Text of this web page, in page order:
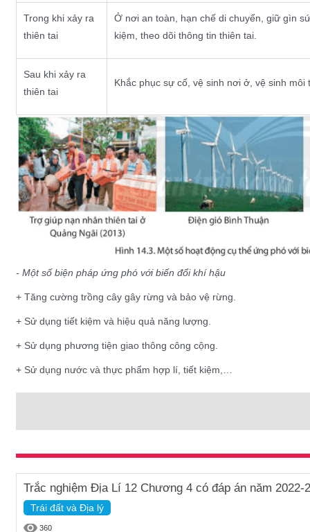
Trong khi xảy ra
thiên tai
Ở nơi an toàn, hạn chế di chuyển, giữ gìn
kiệm, theo dõi thông tin thiên tai.
Sau khi xảy ra
thiên tai
Khắc phục sự cố, vệ sinh nơi ở, vệ sinh
- Một số biện pháp ứng phó với biến đổi khí hậu
+ Tăng cường trồng cây gây rừng và bảo vệ rừng.
+ Sử dụng tiết kiệm và hiệu quả năng lượng.
+ Sử dụng phương tiện giao thông công cộng.
+ Sử dụng nước và thực phẩm hợp lí, tiết kiệm,…
Trắc nghiệm Địa Lí 12 Chương 4 có đáp án năm 2022-
Trái đất và Địa lý
360